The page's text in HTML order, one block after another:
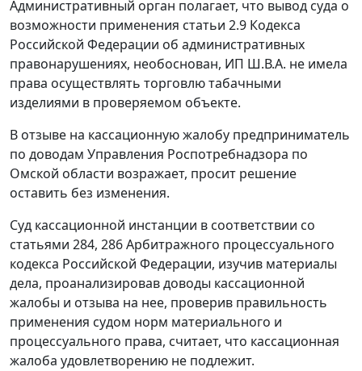
Административный орган полагает, что вывод суда о
возможности применения статьи 2.9 Кодекса
Российской Федерации об административных
правонарушениях, необоснован, ИП Ш.В.А. не имела
права осуществлять торговлю табачными
изделиями в проверяемом объекте.
В отзыве на кассационную жалобу предприниматель
по доводам Управления Роспотребнадзора по
Омской области возражает, просит решение
оставить без изменения.
Суд кассационной инстанции в соответствии со
статьями 284, 286Арбитражного процессуального
кодекса Российской Федерации, изучив материалы
дела, проанализировав доводы кассационной
жалобы и отзыва на нее, проверив правильность
применения судом норм материального и
процессуального права, считает, что кассационная
жалоба удовлетворению не подлежит.